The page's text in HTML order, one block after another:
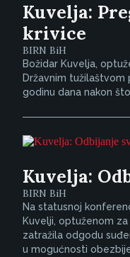
Kuvelja:
krivice
BIRN BiH
Božidar Kuvelja,
Državnim tužilaštvom
godinu dana nakon
Kuvelja:
BIRN BiH
Na statusnoj
Kuvelji, optuženom
zatražila odgodu
u mogućnosti